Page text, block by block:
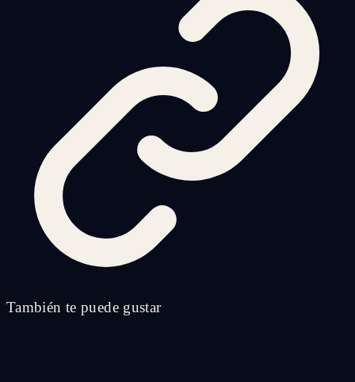
También te puede gustar